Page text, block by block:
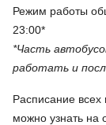
Режим работы
23:00*
*Часть
работать и
Расписание
можно узнать на